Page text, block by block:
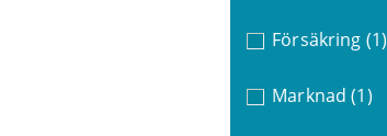
Försäkring (1)
Marknad (1)